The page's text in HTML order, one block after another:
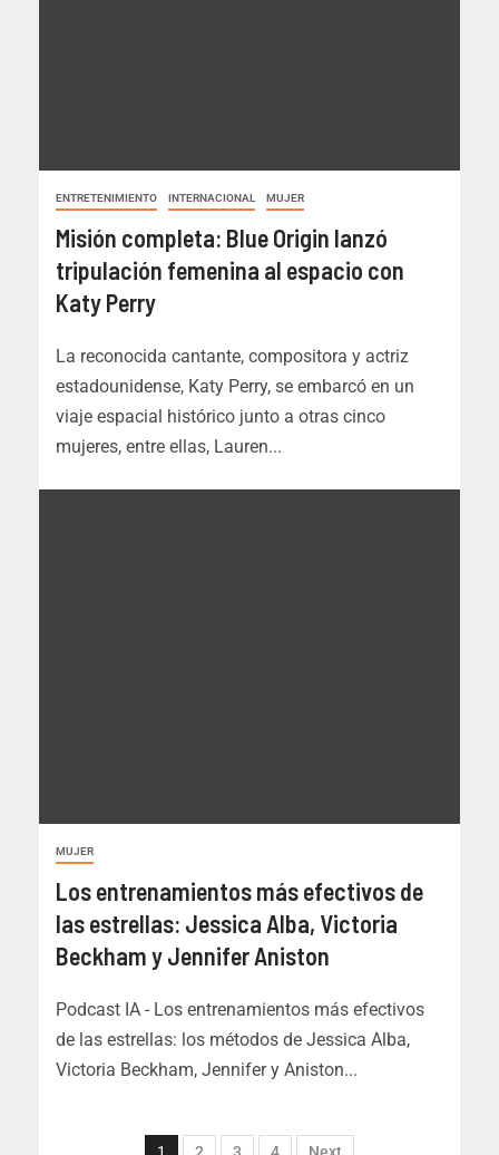
ENTRETENIMIENTO INTERNACIONAL MUJER
Misión completa: Blue Origin lanzó
tripulación femenina al espacio con
Katy Perry
La reconocida cantante, compositora y actriz
estadounidense, Katy Perry, se embarcó en un
viaje espacial histórico junto a otras cinco
mujeres, entre ellas, Lauren...
MUJER
Los entrenamientos más efectivos de
las estrellas: Jessica Alba, Victoria
Beckham y Jennifer Aniston
Podcast IA - Los entrenamientos más efectivos
de las estrellas: los métodos de Jessica Alba,
Victoria Beckham, Jennifer y Aniston...